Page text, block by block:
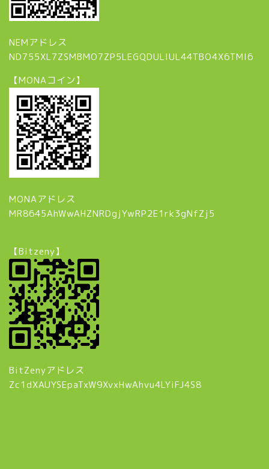
NEMアドレス
ND755XL7ZSMBMO7ZP5LEGQDULIUL44TBO4X6TMI6
【MONAコイン】
MONAアドレス
MR8645AhWwAHZNRDgjYwRP2E1rk3gNfZj5
【Bitzeny】
BitZenyアドレス
Zc1dXAUYSEpaTxW9XvxHwAhvu4LYiFJ4S8